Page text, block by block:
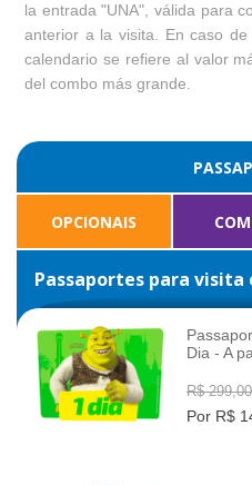
la entrada "UNA", válida para
anterior a la visita. En caso
calendario se refiere al valor
del combo más grande.
OPCIONAIS
Passaportes para visita
INFO
Dia - A
R$ 299,00
Por R$